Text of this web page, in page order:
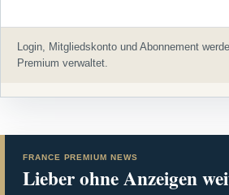
Login, Mitgliedskonto und Abonnement
Premium verwaltet.
FRANCE PREMIUM NEWS
Lieber ohne Anzeigen